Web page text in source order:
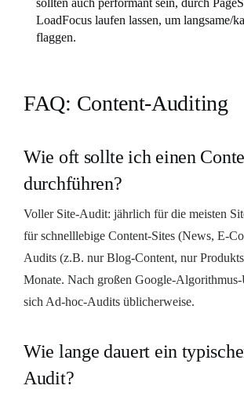
sollten auch performant sein, durch
LoadFocus laufen lassen, um langsame/
flaggen.
FAQ: Content-Auditing
Wie oft sollte ich einen
durchführen?
Voller Site-Audit: jährlich für die meisten
für schnelllebige Content-Sites (News, E-
Audits (z.B. nur Blog-Content, nur
Monate. Nach großen Google-Algorithmus-
sich Ad-hoc-Audits üblicherweise.
Wie lange dauert ein
Audit?